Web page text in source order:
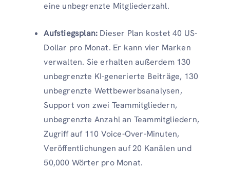
eine unbegrenzte Mitgliederzahl.
Aufstiegsplan: Dieser Plan kostet 40 US-
Dollar pro Monat. Er kann vier Marken
verwalten. Sie erhalten außerdem 130
unbegrenzte KI-generierte Beiträge, 130
unbegrenzte Wettbewerbsanalysen,
Support von zwei Teammitgliedern,
unbegrenzte Anzahl an Teammitgliedern,
Zugriff auf 110 Voice-Over-Minuten,
Veröffentlichungen auf 20 Kanälen und
50,000 Wörter pro Monat.